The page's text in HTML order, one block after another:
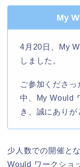
My
4月20日、My
しました。
ご参加くださ
中、My Would
き、誠にありが
少人数での開催と
Would ワークショ